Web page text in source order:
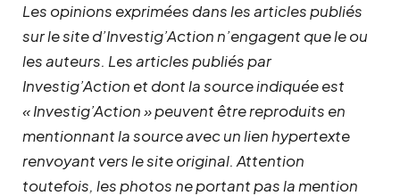
Les opinions exprimées dans les articles publiés
sur le site d’Investig’Action n’engagent que le ou
les auteurs. Les articles publiés par
Investig’Action et dont la source indiquée est
« Investig’Action » peuvent être reproduits en
mentionnant la source avec un lien hypertexte
renvoyant vers le site original. Attention
toutefois, les photos ne portant pas la mention